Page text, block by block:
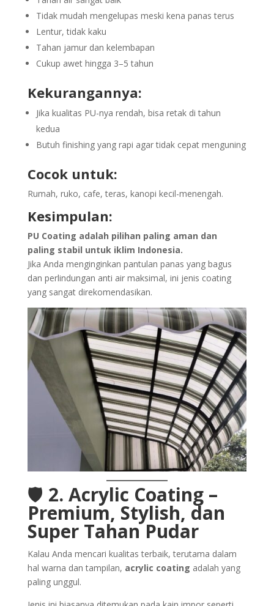
Tidak mudah mengelupas meski kena panas terus
Lentur, tidak kaku
Tahan jamur dan kelembapan
Cukup awet hingga 3–5 tahun
Kekurangannya:
Jika kualitas PU-nya rendah, bisa retak di tahun
kedua
Butuh finishing yang rapi agar tidak cepat menguning
Cocok untuk:
Rumah, ruko, cafe, teras, kanopi kecil-menengah.
Kesimpulan:
PU Coating adalah pilihan paling aman dan
paling stabil untuk iklim Indonesia.
Jika Anda menginginkan pantulan panas yang bagus
dan perlindungan anti air maksimal, ini jenis coating
yang sangat direkomendasikan.
🛡️ 2. Acrylic Coating –
Premium, Stylish, dan
Super Tahan Pudar
Kalau Anda mencari kualitas terbaik, terutama dalam
hal warna dan tampilan, acrylic coating adalah yang
paling unggul.